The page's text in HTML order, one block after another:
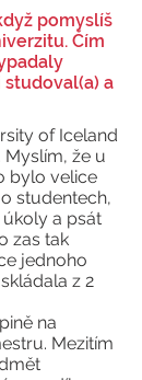
pomyslíš
Čím
a
of Iceland
že u
bylo velice
studentech,
a psát
zas tak
jednoho
z 2
na
Mezitím